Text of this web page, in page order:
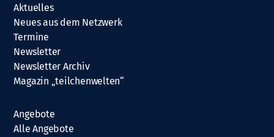
Aktuelles
Neues aus dem Netzwerk
Termine
Newsletter
Newsletter Archiv
Magazin „teilchenwelten“
Angebote
Alle Angebote